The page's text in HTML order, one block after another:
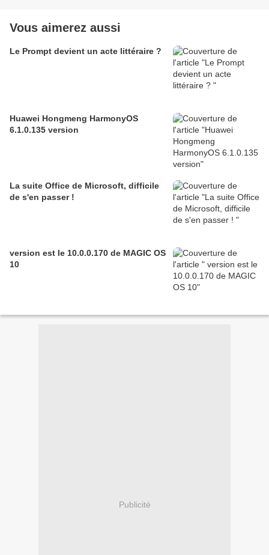
Vous aimerez aussi
Le Prompt devient un acte littéraire ?
Huawei Hongmeng HarmonyOS
6.1.0.135 version
La suite Office de Microsoft, difficile
de s'en passer !
version est le 10.0.0.170 de MAGIC OS
10
Publicité